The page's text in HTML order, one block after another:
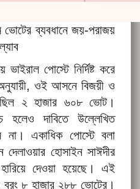
ব্যবধানে জয়-পরাজয়
পোস্টে নির্দিষ্ট করে
ওই আসনে বিজয়ী ও
ছিল ২ হাজার ৬০৮ ভোট।
হলেও দাবিতে উল্লেখিত
না। একাধিক পোস্টে বলা
হোসাইন সাঈদীর
দেওয়া হয়েছে। এই
বরং ৮ হাজার ২৮৮ ভোটের।